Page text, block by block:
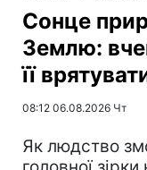
Сонце
Землю:
її
08:12 06.08.2026 Чт
Як людство